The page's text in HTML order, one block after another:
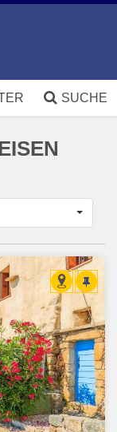
SUCHE